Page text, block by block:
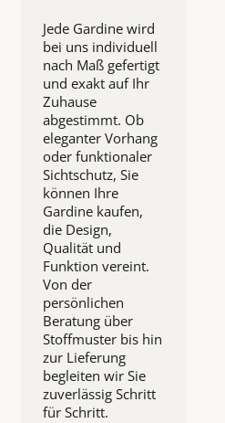
Jede Gardine wird
bei uns individuell
nach Maß gefertigt
und exakt auf Ihr
Zuhause
abgestimmt. Ob
eleganter Vorhang
oder funktionaler
Sichtschutz, Sie
können Ihre
Gardine kaufen,
die Design,
Qualität und
Funktion vereint.
Von der
persönlichen
Beratung über
Stoffmuster bis hin
zur Lieferung
begleiten wir Sie
zuverlässig Schritt
für Schritt.